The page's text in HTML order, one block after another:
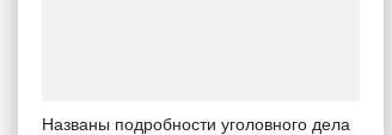
Названы подробности уголовного дела